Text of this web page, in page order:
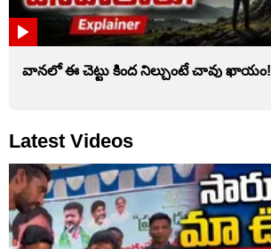
వానలో ఈ చెట్టు కింద నిల్చుంటే చావు ఖాయం!
Latest Videos